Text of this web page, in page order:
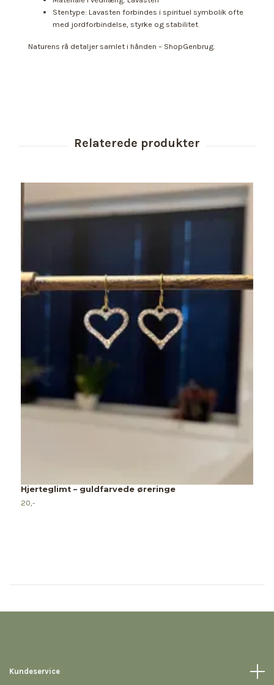
Stentype: Lavasten forbindes i spirituel symbolik ofte
med jordforbindelse, styrke og stabilitet
Naturens rå detaljer samlet i hånden – ShopGenbrug.
Hjerteglimt – guldfarvede øreringe
20,-
Kundeservice